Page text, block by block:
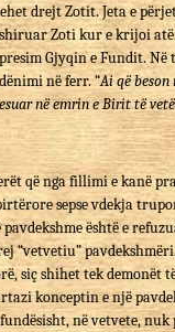
drejt Zotit. Jeta e
Zoti kur e krijoi
Gjyqin e Fundit. Në
në ferr. “Ai që beson
në emrin e Birit të
që nga fillimi e kanë
sepse vdekja
është e
“vetvetiu”
siç shihet tek demonët
konceptin e një
në vetvete, nuk